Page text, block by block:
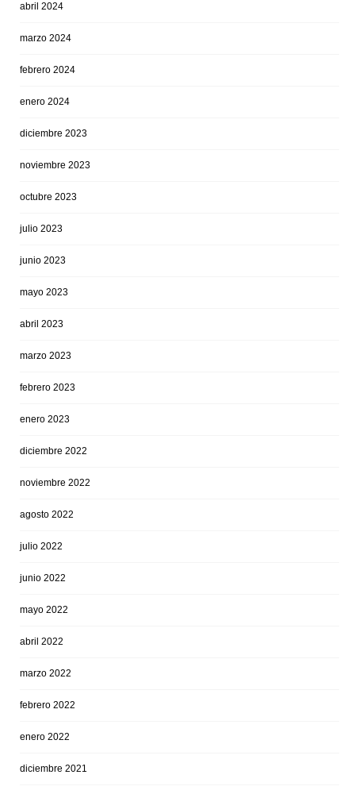
abril 2024
marzo 2024
febrero 2024
enero 2024
diciembre 2023
noviembre 2023
octubre 2023
julio 2023
junio 2023
mayo 2023
abril 2023
marzo 2023
febrero 2023
enero 2023
diciembre 2022
noviembre 2022
agosto 2022
julio 2022
junio 2022
mayo 2022
abril 2022
marzo 2022
febrero 2022
enero 2022
diciembre 2021